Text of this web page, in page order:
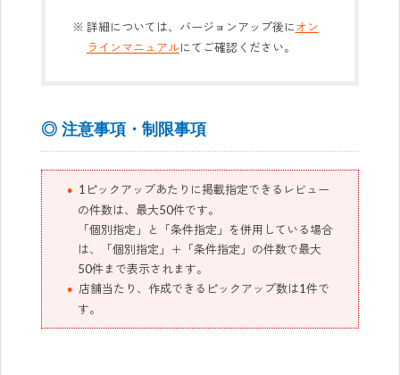
詳細については、バージョンアップ後にオン
ラインマニュアルにてご確認ください。
◎ 注意事項・制限事項
1ピックアップあたりに掲載指定できるレビュー
の件数は、最大50件です。
「個別指定」と「条件指定」を併用している場合
は、「個別指定」＋「条件指定」の件数で最大
50件まで表示されます。
店舗当たり、作成できるピックアップ数は1件で
す。